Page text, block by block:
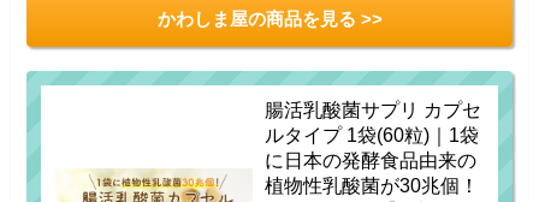
かわしま屋の商品を見る >>
腸活乳酸菌サプリ カプセ
ルタイプ 1袋(60粒)｜1袋
に日本の発酵食品由来の
植物性乳酸菌が30兆個！